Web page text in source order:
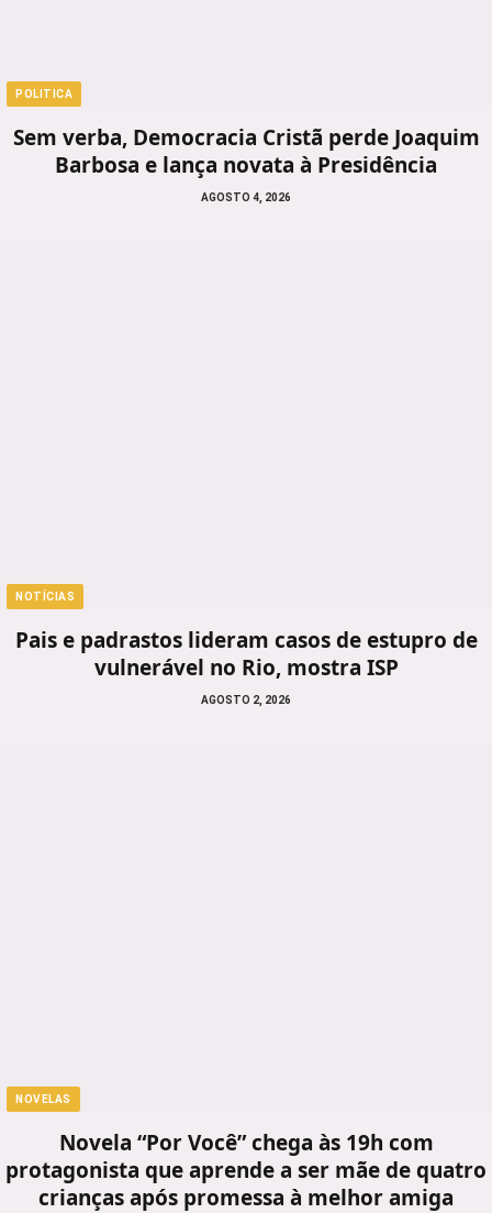
POLITICA
Sem verba, Democracia Cristã perde Joaquim
Barbosa e lança novata à Presidência
AGOSTO 4, 2026
NOTÍCIAS
Pais e padrastos lideram casos de estupro de
vulnerável no Rio, mostra ISP
AGOSTO 2, 2026
NOVELAS
Novela “Por Você” chega às 19h com
protagonista que aprende a ser mãe de quatro
crianças após promessa à melhor amiga